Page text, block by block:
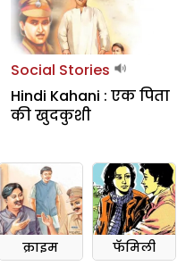
Social Stories
Hindi Kahani : एक पिता
की खुदकुशी
क्राइम फॅमिली